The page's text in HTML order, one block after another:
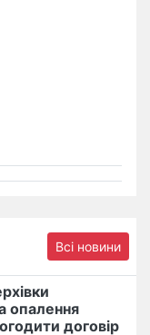
Всі новини
опалення
договір